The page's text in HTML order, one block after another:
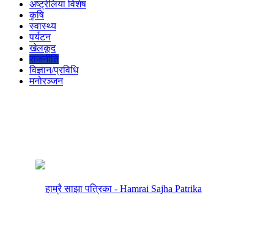
अष्ट्रेलिया विशेष
कृषि
स्वास्थ्य
पर्यटन
खेलकूद
राजनीति
विज्ञान/प्रविधि
मनोरञ्जन